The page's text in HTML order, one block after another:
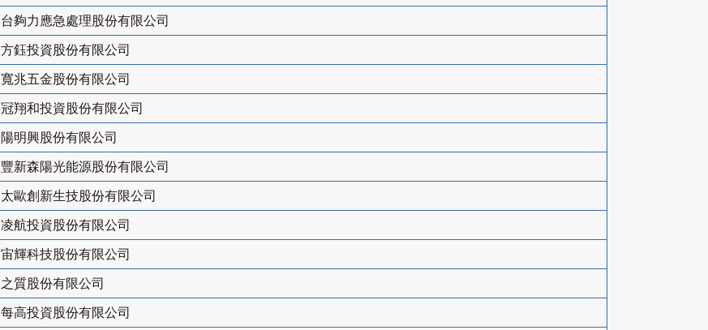
台夠力應急處理股份有限公司
方鈺投資股份有限公司
寬兆五金股份有限公司
冠翔和投資股份有限公司
陽明興股份有限公司
豐新森陽光能源股份有限公司
太歐創新生技股份有限公司
凌航投資股份有限公司
宙輝科技股份有限公司
之質股份有限公司
每高投資股份有限公司